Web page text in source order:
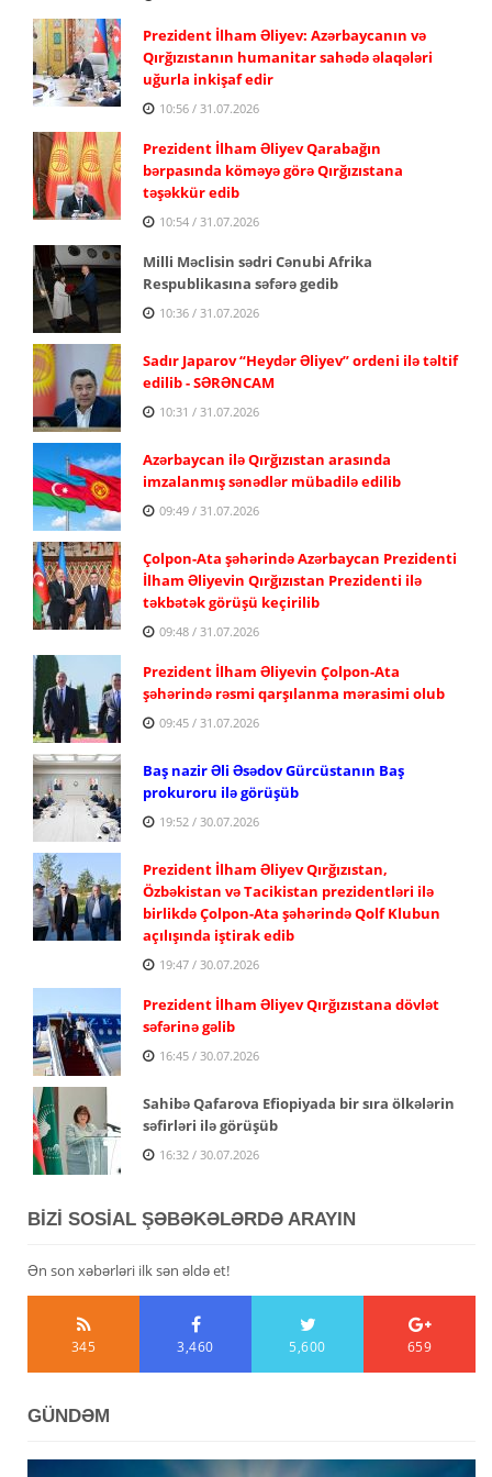
Prezident İlham Əliyev: Azərbaycanın və
Qırğızıstanın humanitar sahədə əlaqələri
uğurla inkişaf edir
10:56 / 31.07.2026
Prezident İlham Əliyev Qarabağın
bərpasında köməyə görə Qırğızıstana
təşəkkür edib
10:54 / 31.07.2026
Milli Məclisin sədri Cənubi Afrika
Respublikasına səfərə gedib
10:36 / 31.07.2026
Sadır Japarov “Heydər Əliyev” ordeni ilə təltif
edilib - SƏRƏNCAM
10:31 / 31.07.2026
Azərbaycan ilə Qırğızıstan arasında
imzalanmış sənədlər mübadilə edilib
09:49 / 31.07.2026
Çolpon-Ata şəhərində Azərbaycan Prezidenti
İlham Əliyevin Qırğızıstan Prezidenti ilə
təkbətək görüşü keçirilib
09:48 / 31.07.2026
Prezident İlham Əliyevin Çolpon-Ata
şəhərində rəsmi qarşılanma mərasimi olub
09:45 / 31.07.2026
Baş nazir Əli Əsədov Gürcüstanın Baş
prokuroru ilə görüşüb
19:52 / 30.07.2026
Prezident İlham Əliyev Qırğızıstan,
Özbəkistan və Tacikistan prezidentləri ilə
birlikdə Çolpon-Ata şəhərində Qolf Klubun
açılışında iştirak edib
19:47 / 30.07.2026
Prezident İlham Əliyev Qırğızıstana dövlət
səfərinə gəlib
16:45 / 30.07.2026
Sahibə Qafarova Efiopiyada bir sıra ölkələrin
səfirləri ilə görüşüb
16:32 / 30.07.2026
BİZİ SOSİAL ŞƏBƏKƏLƏRDƏ ARAYIN
Ən son xəbərləri ilk sən əldə et!
345 3,460 5,600 659
GÜNDƏM